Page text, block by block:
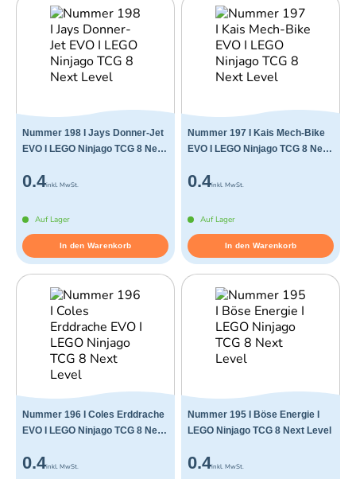
Nummer 198 I Jays Donner-Jet
EVO I LEGO Ninjago TCG 8 Next
0.4inkl. MwSt.
Auf Lager
In den Warenkorb
Nummer 197 I Kais Mech-Bike
EVO I LEGO Ninjago TCG 8 Next
0.4inkl. MwSt.
Auf Lager
In den Warenkorb
Nummer 196 I Coles Erddrache
EVO I LEGO Ninjago TCG 8 Next
0.4inkl. MwSt.
Nummer 195 I Böse Energie I
LEGO Ninjago TCG 8 Next Level
0.4inkl. MwSt.